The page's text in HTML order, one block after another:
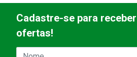
Cadastre-se para
ofertas!